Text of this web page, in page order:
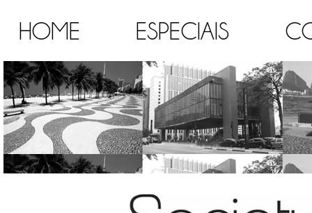
HOME ESPECIAIS